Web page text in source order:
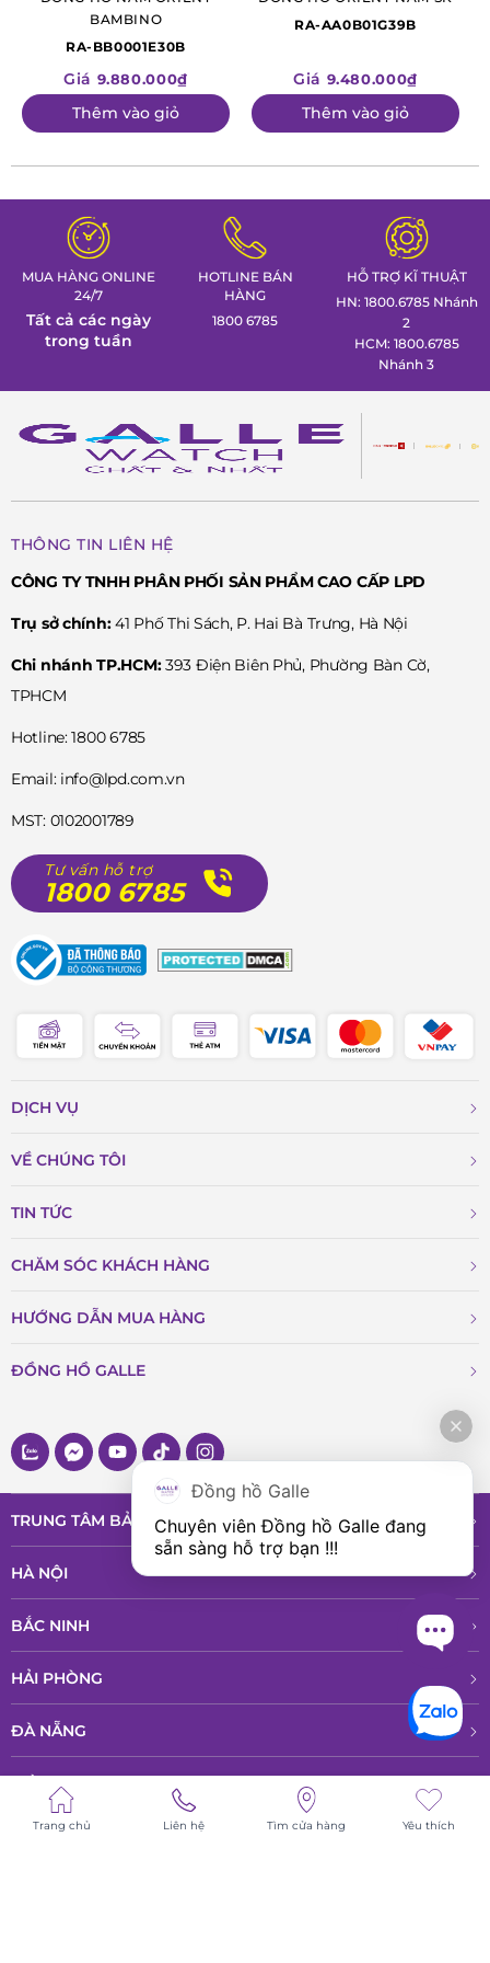
hacking stop. Đường kính mặt số của đồng hồ khá lớn, ở
43,5mm , được bảo vệ bởi kính cứng. Bộ vỏ và dây đeo
trắng bạc được làm từ chất liệu thép không gỉ cùng
năngchịu nước 5 ATM, mang lại sự an toàn khi sử dụng
thường ngày.
Calendar RA-BA0003L10B xứng đáng là món phụ kiện không
thể thiếu của các quý ông. Đến ngay cửa hàng
egần nhất để không bỏ lỡ siêu phẩm này nhé!
BAMBINO
RA-BB0001E30B
Giá 9.880.000₫
Thêm vào giỏ
RA-AA0B01G39B
Giá 9.480.000₫
Thêm vào giỏ
MUA HÀNG ONLINE
24/7
Tất cả các ngày
trong tuần
HOTLINE BÁN
HÀNG
1800 6785
HỖ TRỢ KĨ THUẬT
HN: 1800.6785 Nhánh
2
HCM: 1800.6785
Nhánh 3
THÔNG TIN LIÊN HỆ
CÔNG TY TNHH PHÂN PHỐI SẢN PHẨM CAO CẤP LPD
Trụ sở chính:41 Phố Thi Sách, P. Hai Bà Trưng, Hà Nội
Chi nhánh TP.HCM:393 Điện Biên Phủ, Phường Bàn Cờ,
TPHCM
Hotline: 1800 6785
Email: info@lpd.com.vn
MST: 0102001789
Tư vấn hỗ trợ
1800 6785
DỊCH VỤ
VỀ CHÚNG TÔI
TIN TỨC
CHĂM SÓC KHÁCH HÀNG
HƯỚNG DẪN MUA HÀNG
ĐỒNG HỒ GALLE
TRUNG TÂM BẢO HÀNH VÀ DỊCH VỤ
HÀ NỘI
BẮC NINH
HẢI PHÒNG
ĐÀ NẴNG
ĐỒNG NAI
HỒ CHÍ MINH
Trang chủ Liên hệ Tìm cửa hàng Yêu thích
Đồng hồ Galle
Chuyên viên Đồng hồ Galle đang
sẵn sàng hỗ trợ bạn !!!